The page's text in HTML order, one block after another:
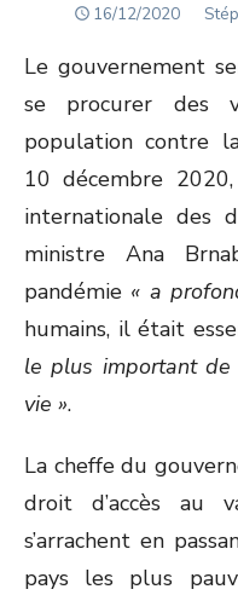
POSTED
16/12/2020
Le gouvernement
se procurer des
population contre
10 décembre
internationale des
ministre Ana
pandémie « a
humains, il était
le plus important
vie ».
La cheffe du
droit d’accès au
s’arrachent en
pays les plus